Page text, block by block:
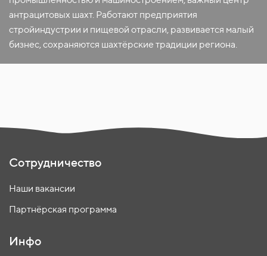
антрацитовых шахт. Работают предприятия
стройиндустрии и пищевой отрасли, развивается малый
бизнес, сохраняются шахтёрские традиции региона.
Сотрудничество
Наши вакансии
Партнёрская программа
Инфо